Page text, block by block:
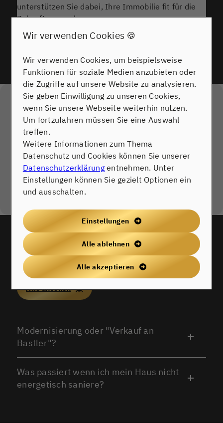
unterstützen Sie dabei, Ihre Immobilie fit für die
Zukunft zu machen.
Jetzt unverbindlich beraten lassen
Externe Dienste / Social Media
Inhalte aus externen Quellen,
Videoplattformen und Social-Media-
Plattformen. Wenn Cookies von externen
Medien akzeptiert werden, bedarf der
Zugriff auf diese Inhalte keiner manuellen
Zustimmung mehr
Ich stimme zu
FAQ
HÄUFIG GESTELLTE FRAGEN UNSERER KUNDEN
Alle ansehen
Modernisierung oder "Verkauf an
Bastler"?
Was passiert wenn ich mein Haus nicht
energetisch saniere?
Wir verwenden Cookies 🍪
Wir verwenden Cookies, um beispielsweise
Funktionen für soziale Medien anzubieten oder
die Zugriffe auf unsere Website zu analysieren.
Sie geben Einwilligung zu unseren Cookies,
wenn Sie unsere Webseite weiterhin nutzen.
Um fortzufahren müssen Sie eine Auswahl
treffen.
Weitere Informationen zum Thema
Datenschutz und Cookies können Sie unserer
Datenschutzerklärungentnehmen. Unter
Einstellungen können Sie gezielt Optionen ein
und ausschalten.
Einstellungen
Alle ablehnen
Alle akzeptieren